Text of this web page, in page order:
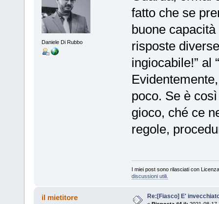
Daniele Di Rubbo
fatto che se
buone
risposte
ingiocabile!” al
poco. Se è
gioco, ché ce
regole,
I miei post sono rilasciati con
discussioni utili.
il mietitore Re:[Fiasco] E'